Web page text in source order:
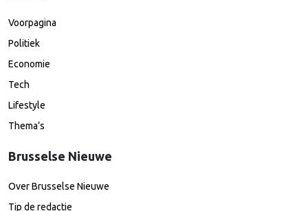
Voorpagina
Politiek
Economie
Tech
Lifestyle
Thema’s
Brusselse Nieuwe
Over Brusselse Nieuwe
Tip de redactie